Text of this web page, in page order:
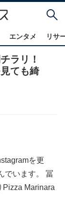
エンタメ リサ
ラリ！
ても綺
を更
でいます。 冨
Marinara